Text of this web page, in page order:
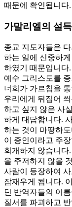
때문에 확인됩니다.
가말리엘의 설득
종교 지도자들은
하는 일에 신중하
하였기 때문입니다
예수 그리스도를
너희가 가르침을
우리에게 뒤집어
하고 싶지 않은 사
하게 대답합니다.
하는 것이 마땅하
이 증인이라고 주
회개하지 않습니다
을 주저하지 않을
사람이 등장하여
잠재우게 됩니다.
던 반역자들의 이
질서를 파괴하고